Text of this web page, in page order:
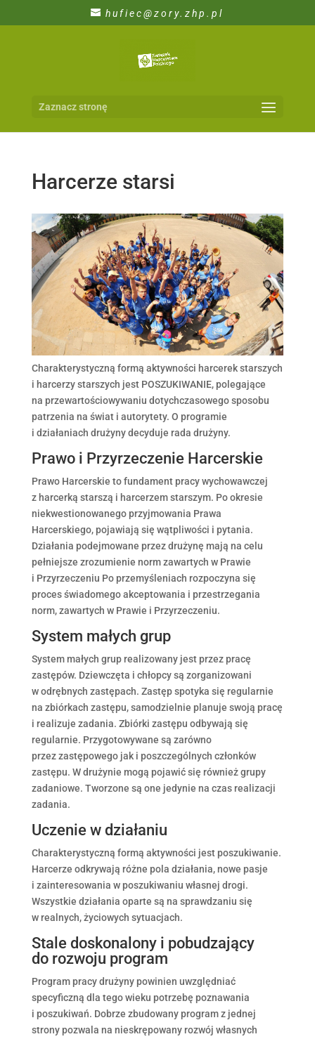
hufiec@zory.zhp.pl
Zaznacz stronę
Harcerze starsi
Charakterystyczną formą aktywności harcerek starszych
i harcerzy starszych jest POSZUKIWANIE, polegające
na przewartościowywaniu dotychczasowego sposobu
patrzenia na świat i autorytety. O programie
i działaniach drużyny decyduje rada drużyny.
Prawo i Przyrzeczenie Harcerskie
Prawo Harcerskie to fundament pracy wychowawczej
z harcerką starszą i harcerzem starszym. Po okresie
niekwestionowanego przyjmowania Prawa
Harcerskiego, pojawiają się wątpliwości i pytania.
Działania podejmowane przez drużynę mają na celu
pełniejsze zrozumienie norm zawartych w Prawie
i Przyrzeczeniu Po przemyśleniach rozpoczyna się
proces świadomego akceptowania i przestrzegania
norm, zawartych w Prawie i Przyrzeczeniu.
System małych grup
System małych grup realizowany jest przez pracę
zastępów. Dziewczęta i chłopcy są zorganizowani
w odrębnych zastępach. Zastęp spotyka się regularnie
na zbiórkach zastępu, samodzielnie planuje swoją pracę
i realizuje zadania. Zbiórki zastępu odbywają się
regularnie. Przygotowywane są zarówno
przez zastępowego jak i poszczególnych członków
zastępu. W drużynie mogą pojawić się również grupy
zadaniowe. Tworzone są one jedynie na czas realizacji
zadania.
Uczenie w działaniu
Charakterystyczną formą aktywności jest poszukiwanie.
Harcerze odkrywają różne pola działania, nowe pasje
i zainteresowania w poszukiwaniu własnej drogi.
Wszystkie działania oparte są na sprawdzaniu się
w realnych, życiowych sytuacjach.
Stale doskonalony i pobudzający
do rozwoju program
Program pracy drużyny powinien uwzględniać
specyficzną dla tego wieku potrzebę poznawania
i poszukiwań. Dobrze zbudowany program z jednej
strony pozwala na nieskrępowany rozwój własnych